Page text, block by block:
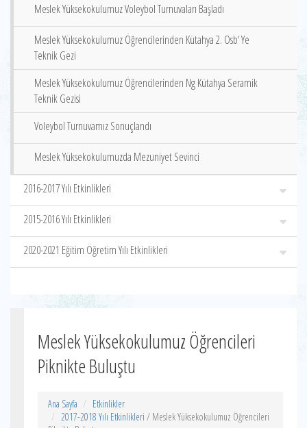
Meslek Yüksekokulumuz Voleybol Turnuvaları Başladı
Meslek Yüksekokulumuz Öğrencilerinden Kütahya 2. Osb‘ Ye
Teknik Gezi
Meslek Yüksekokulumuz Öğrencilerinden Ng Kütahya Seramik
Teknik Gezisi
Voleybol Turnuvamız Sonuçlandı
Meslek Yüksekokulumuzda Mezuniyet Sevinci
2016-2017 Yılı Etkinlikleri
2015-2016 Yılı Etkinlikleri
2020-2021 Eğitim Öğretim Yılı Etkinlikleri
Meslek Yüksekokulumuz Öğrencileri
Piknikte Buluştu
Ana Sayfa
Etkinlikler
2017-2018 Yılı Etkinlikleri / Meslek Yüksekokulumuz Öğrencileri